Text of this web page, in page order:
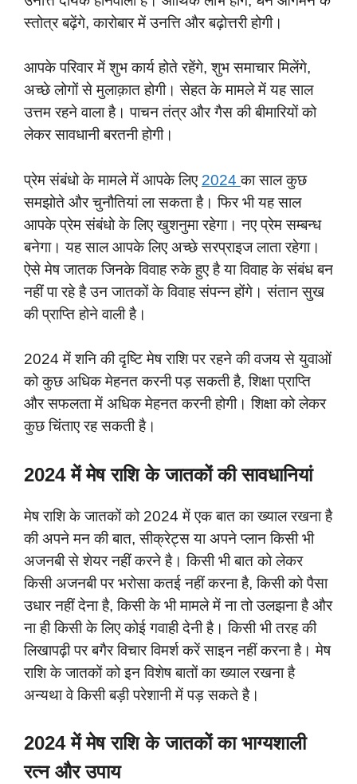
स्तोत्र बढ़ेंगे, कारोबार में उनत्ति और बढ़ोत्तरी होगी।
आपके परिवार में शुभ कार्य होते रहेंगे, शुभ समाचार मिलेंगे,
अच्छे लोगों से मुलाक़ात होगी। सेहत के मामले में यह साल
उत्तम रहने वाला है। पाचन तंत्र और गैस की बीमारियों को
लेकर सावधानी बरतनी होगी।
प्रेम संबंधो के मामले में आपके लिए 2024का साल कुछ
समझोते और चुनौतियां ला सकता है। फिर भी यह साल
आपके प्रेम संबंधो के लिए खुशनुमा रहेगा। नए प्रेम सम्बन्ध
बनेगा। यह साल आपके लिए अच्छे सरप्राइज लाता रहेगा।
ऐसे मेष जातक जिनके विवाह रुके हुए है या विवाह के संबंध बन
नहीं पा रहे है उन जातकों के विवाह संपन्न होंगे। संतान सुख
की प्राप्ति होने वाली है।
2024 में शनि की दृष्टि मेष राशि पर रहने की वजय से युवाओं
को कुछ अधिक मेहनत करनी पड़ सकती है, शिक्षा प्राप्ति
और सफलता में अधिक मेहनत करनी होगी। शिक्षा को लेकर
कुछ चिंताए रह सकती है।
2024 में मेष राशि के जातकों की सावधानियां
मेष राशि के जातकों को 2024 में एक बात का ख्याल रखना है
की अपने मन की बात, सीक्रेट्स या अपने प्लान किसी भी
अजनबी से शेयर नहीं करने है। किसी भी बात को लेकर
किसी अजनबी पर भरोसा कतई नहीं करना है, किसी को पैसा
उधार नहीं देना है, किसी के भी मामले में ना तो उलझना है और
ना ही किसी के लिए कोई गवाही देनी है। किसी भी तरह की
लिखापढ़ी पर बगैर विचार विमर्श करें साइन नहीं करना है। मेष
राशि के जातकों को इन विशेष बातों का ख्याल रखना है
अन्यथा वे किसी बड़ी परेशानी में पड़ सकते है।
2024 में मेष राशि के जातकों का भाग्यशाली
रत्न और उपाय